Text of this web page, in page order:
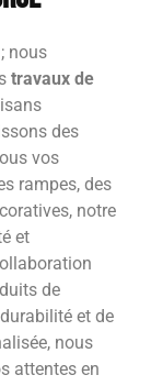
nous
travaux de
des
vos
rampes, des
notre
et
de
et de
nous
attentes en